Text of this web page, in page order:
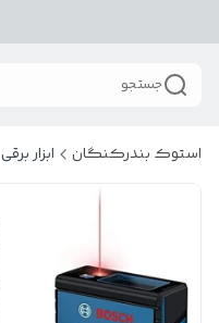
جستجو
استوک بندرکنگان ابزار برقی